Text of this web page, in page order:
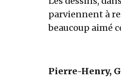
parviennent à
beaucoup aimé
Pierre-Henry,